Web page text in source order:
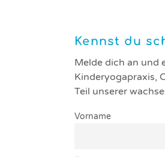
Kennst du
Melde dich an und
Kinderyogapraxis,
Teil unserer
Vorname